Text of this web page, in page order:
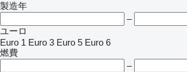
製造年
–
ユーロ
Euro 1 Euro 3 Euro 5 Euro 6
燃費
–